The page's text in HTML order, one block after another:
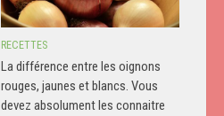
RECETTES
La différence entre les oignons
rouges, jaunes et blancs. Vous
devez absolument les connaitre